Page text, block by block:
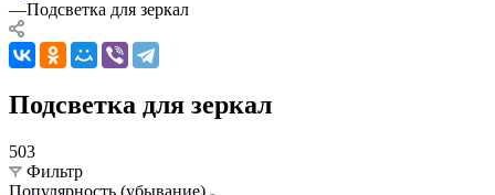
—Подсветка для зеркал
Подсветка для зеркал
503
Фильтр
Популярность (убывание)